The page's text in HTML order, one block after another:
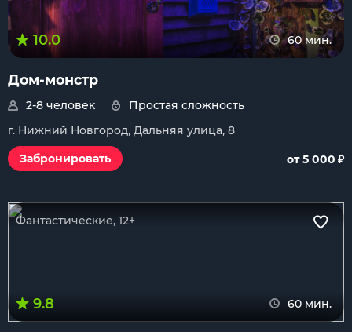
10.0 60 мин.
Дом-монстр
2-8 человек
Простая сложность
г. Нижний Новгород, Дальняя улица, 8
Забронировать
от 5 000 ₽
Фантастические, 12+
9.8 60 мин.